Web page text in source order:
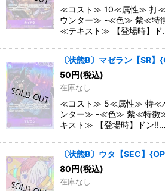
≪コスト≫ 10≪属性≫ 打
ウンター≫ -≪色≫ 紫≪特
≪テキスト≫ 【登場時】
〔状態B〕マゼラン【SR
50円(税込)
在庫なし
≪コスト≫ 5≪属性≫ 特≪
ンター≫ -≪色≫ 紫≪特徴
キスト≫ 【登場時】ドン!!…
〔状態B〕ウタ【SEC】
80円(税込)
在庫なし